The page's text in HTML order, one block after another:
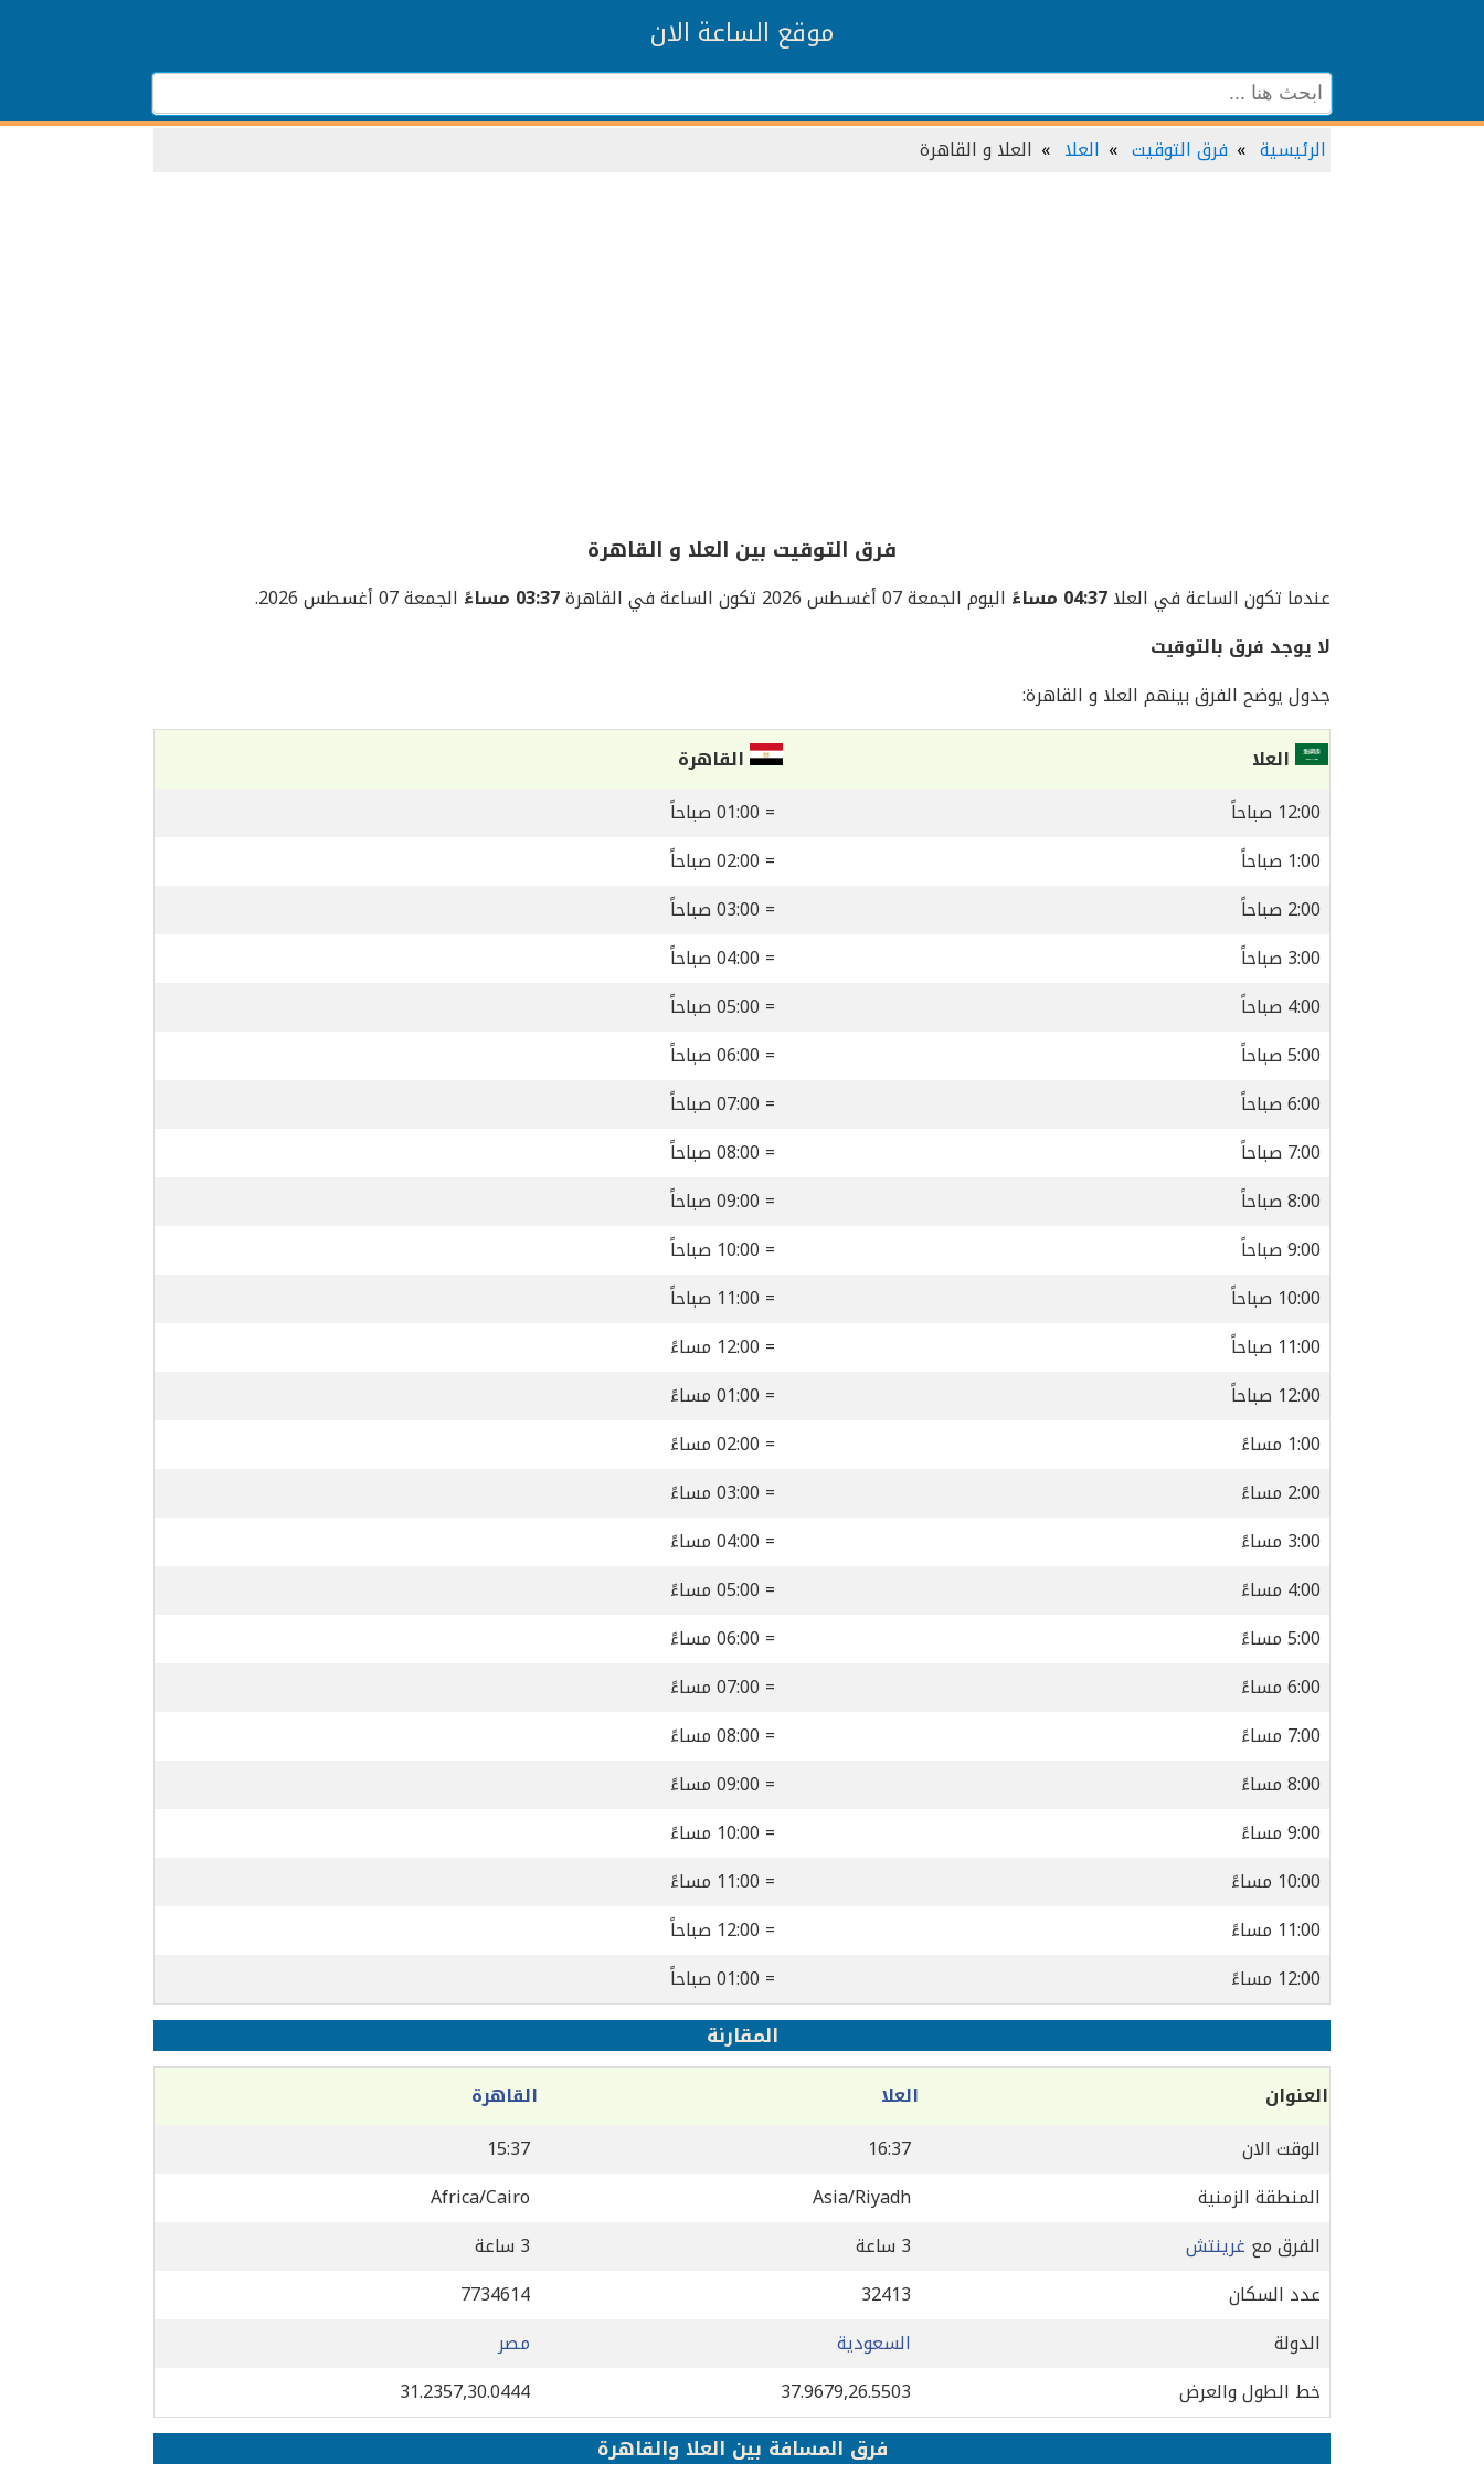
موقع الساعة الان
الرئيسية فرق التوقيت العلا العلا و القاهرة
فرق التوقيت بين العلا و القاهرة
عندما تكون الساعة في العلا04:37 مساءً اليوم الجمعة 07 أغسطس 2026 تكون الساعة في القاهرة 03:37 مساءً
الجمعة 07 أغسطس 2026.
لا يوجد فرق بالتوقيت
جدول يوضح الفرق بينهم العلا و القاهرة:
العلا
القاهرة
12:00 صباحاً
= 01:00 صباحاً
1:00 صباحاً
= 02:00 صباحاً
2:00 صباحاً
= 03:00 صباحاً
3:00 صباحاً
= 04:00 صباحاً
4:00 صباحاً
= 05:00 صباحاً
5:00 صباحاً
= 06:00 صباحاً
6:00 صباحاً
= 07:00 صباحاً
7:00 صباحاً
= 08:00 صباحاً
8:00 صباحاً
= 09:00 صباحاً
9:00 صباحاً
= 10:00 صباحاً
10:00 صباحاً
= 11:00 صباحاً
11:00 صباحاً
= 12:00 مساءً
12:00 صباحاً
= 01:00 مساءً
1:00 مساءً
= 02:00 مساءً
2:00 مساءً
= 03:00 مساءً
3:00 مساءً
= 04:00 مساءً
4:00 مساءً
= 05:00 مساءً
5:00 مساءً
= 06:00 مساءً
6:00 مساءً
= 07:00 مساءً
7:00 مساءً
= 08:00 مساءً
8:00 مساءً
= 09:00 مساءً
9:00 مساءً
= 10:00 مساءً
10:00 مساءً
= 11:00 مساءً
11:00 مساءً
= 12:00 صباحاً
12:00 مساءً
= 01:00 صباحاً
المقارنة
العنوان العلا
القاهرة
الوقت الان
16:37
15:37
المنطقة الزمنية
Asia/Riyadh
Africa/Cairo
الفرق مع غرينتش 3 ساعة
3 ساعة
عدد السكان
32413
7734614
الدولة
السعودية
مصر
خط الطول والعرض
37.9679,26.5503
31.2357,30.0444
فرق المسافة بين العلا والقاهرة